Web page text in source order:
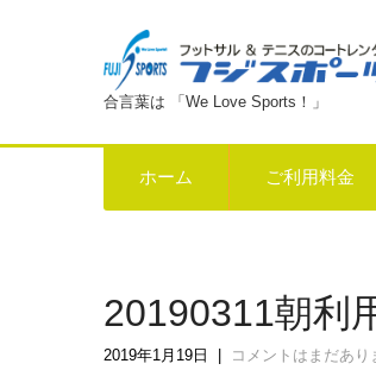
合言葉は 「We Love Sports！」
ホーム ご利用料金
20190311朝利
2019年1月19日 コメントはまだあり